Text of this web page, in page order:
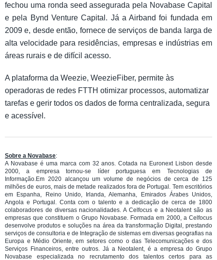
fechou uma ronda seed assegurada pela Novabase Capital
e pela Bynd Venture Capital. Já a Airband foi fundada em
2009 e, desde então, fornece de serviços de banda larga de
alta velocidade para residências, empresas e indústrias em
áreas rurais e de difícil acesso.
A plataforma da Weezie, WeezieFiber, permite às
operadoras de redes FTTH otimizar processos, automatizar
tarefas e gerir todos os dados de forma centralizada, segura
e acessível.
Sobre a Novabase:
A Novabase é uma marca com 32 anos. Cotada na Euronext Lisbon desde
2000, a empresa tornou-se líder portuguesa em Tecnologias de
Informação.Em 2020 alcançou um volume de negócios de cerca de 125
milhões de euros, mais de metade realizados fora de Portugal. Tem escritórios
em Espanha, Reino Unido, Irlanda, Alemanha, Emirados Árabes Unidos,
Angola e Portugal. Conta com o talento e a dedicação de cerca de 1800
colaboradores de diversas nacionalidades. A Celfocus e a Neotalent são as
empresas que constituem o Grupo Novabase. Formada em 2000, a Celfocus
desenvolve produtos e soluções na área da transformação Digital, prestando
serviços de consultoria e de Integração de sistemas em diversas geografias na
Europa e Médio Oriente, em setores como o das Telecomunicações e dos
Serviços Financeiros, entre outros. Já a Neotalent, é a empresa do Grupo
Novabase especializada no recrutamento dos talentos certos para as